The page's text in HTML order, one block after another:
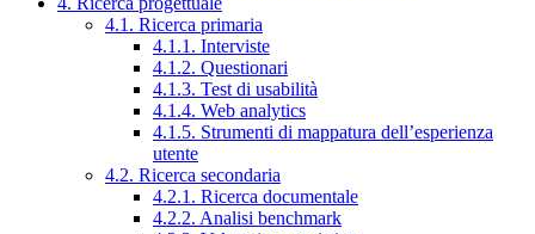
4.1. Ricerca primaria
4.1.1. Interviste
4.1.2. Questionari
4.1.3. Test di usabilità
4.1.4. Web analytics
4.1.5. Strumenti di mappatura dell’esperienza
utente
4.2. Ricerca secondaria
4.2.1. Ricerca documentale
4.2.2. Analisi benchmark